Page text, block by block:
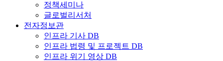
정책세미나
글로벌리서처
전자정보관
인프라 기사 DB
인프라 법령 및 프로젝트 DB
인프라 위기 영상 DB